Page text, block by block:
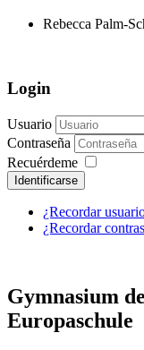
Rebecca Palm-
Login
Usuario
Contraseña
Recuérdeme
Identificarse
¿Recordar
¿Recordar
Gymnasium
Europaschule